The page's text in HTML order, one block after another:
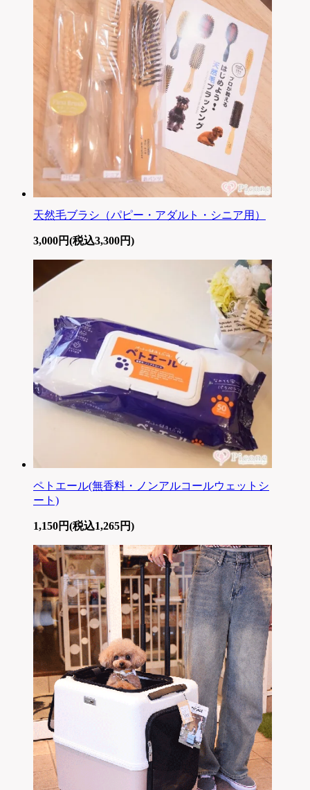
天然毛ブラシ（パピー・アダルト・シニア用）
3,000円(税込3,300円)
ペトエール(無香料・ノンアルコールウェットシ
ート)
1,150円(税込1,265円)